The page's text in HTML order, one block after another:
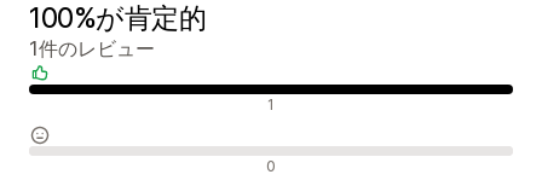
100%が肯定的
1件のレビュー
1
0